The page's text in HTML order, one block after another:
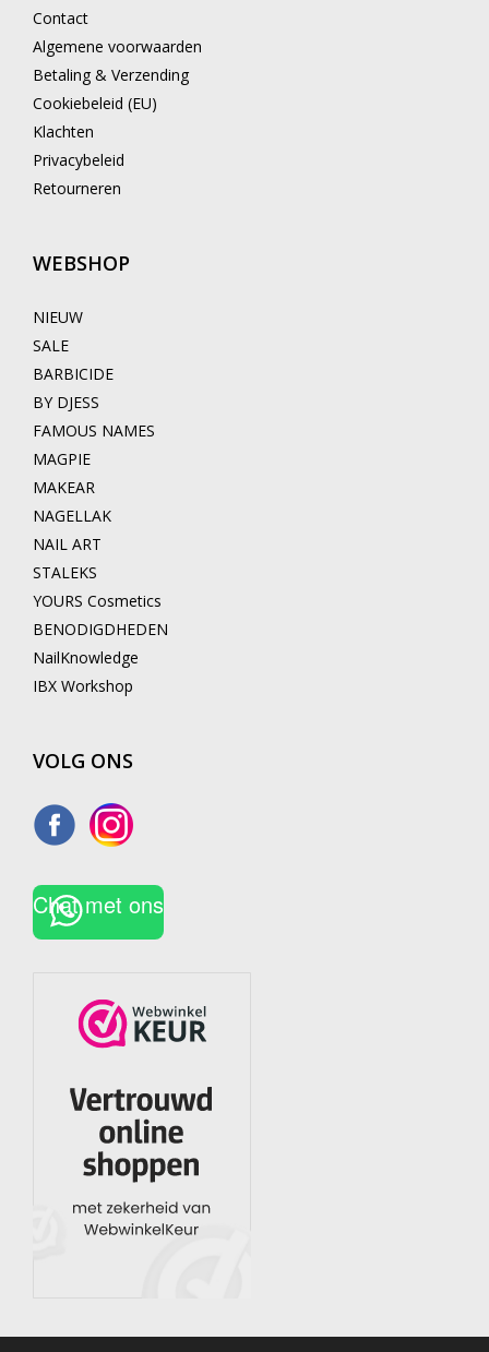
Contact
Algemene voorwaarden
Betaling & Verzending
Cookiebeleid (EU)
Klachten
Privacybeleid
Retourneren
WEBSHOP
NIEUW
SALE
BARBICIDE
BY DJESS
FAMOUS NAMES
MAGPIE
MAKEAR
NAGELLAK
NAIL ART
STALEKS
YOURS Cosmetics
BENODIGDHEDEN
NailKnowledge
IBX Workshop
VOLG ONS
Chat met ons